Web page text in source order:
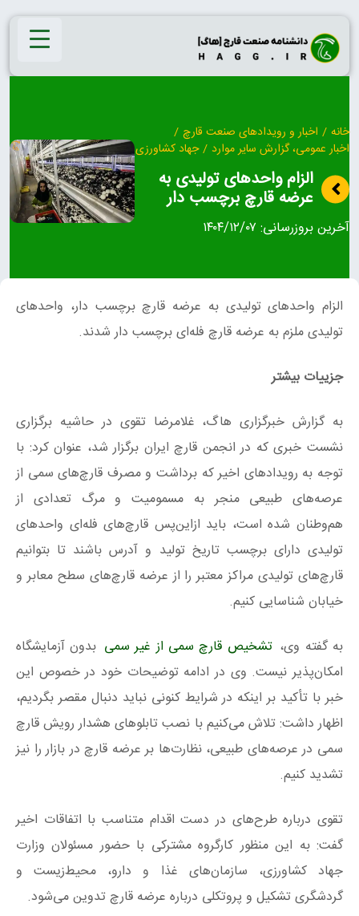
Skip
content
خانه / اخبار و رویدادهای صنعت قارچ /
اخبار عمومی، گزارش سایر موارد / جهاد کشاورزی
الزام واحدهای تولیدی به
عرضه قارچ برچسب دار
آخرین بروزرسانی: ۱۴۰۴/۱۲/۰۷
الزام واحدهای تولیدی به عرضه قارچ برچسب دار، واحدهای
تولیدی ملزم به عرضه قارچ فله‌ای برچسب دار شدند.
جزییات بیشتر
به گزارش خبرگزاری هاگ، غلامرضا تقوی در حاشیه برگزاری
نشست خبری که در انجمن قارچ ایران برگزار شد، عنوان کرد: با
توجه به رویدادهای اخیر که برداشت و مصرف قارچ‌های سمی از
عرصه‌های طبیعی منجر به مسمومیت و مرگ تعدادی از
هم‌وطنان شده است، باید ازاین‌پس قارچ‌‌های فله‌ای واحدهای
تولیدی دارای برچسب تاریخ تولید و آدرس باشند تا بتوانیم
قارچ‌های تولیدی مراکز معتبر را از عرضه قارچ‌های سطح معابر و
خیابان شناسایی کنیم.
به گفته وی، تشخیص قارچ سمی از غیر سمی بدون آزمایشگاه
امکان‌پذیر نیست. وی در ادامه توضیحات خود در خصوص این
خبر با تأکید بر اینکه در شرایط کنونی نباید دنبال مقصر بگردیم،
اظهار داشت: تلاش می‌کنیم با نصب تابلوهای هشدار رویش قارچ
سمی در عرصه‌های طبیعی، نظارت‌‌ها بر عرضه قارچ در بازار را نیز
تشدید کنیم.
تقوی درباره طرح‌های در دست اقدام متناسب با اتفاقات اخیر
گفت: به این منظور کارگروه مشترکی با حضور مسئولان وزارت
جهاد کشاورزی، سازمان‌‌های غذا و دارو، محیط‌زیست و
گردشگری تشکیل و پروتکلی درباره عرضه قارچ تدوین می‌شود.